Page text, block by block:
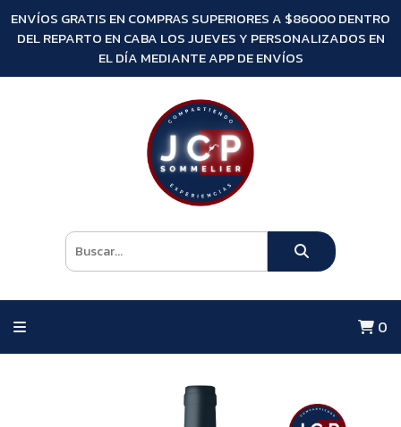
ENVÍOS GRATIS EN COMPRAS SUPERIORES A $86000 DENTRO
DEL REPARTO EN CABA LOS JUEVES Y PERSONALIZADOS EN
EL DÍA MEDIANTE APP DE ENVÍOS
0